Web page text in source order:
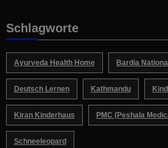
Schlagworte
Ayurveda Health Home Bardia
Deutsch Lernen Kathmandu
Kiran Kinderhaus PMC (Peshala
Schneeleopard